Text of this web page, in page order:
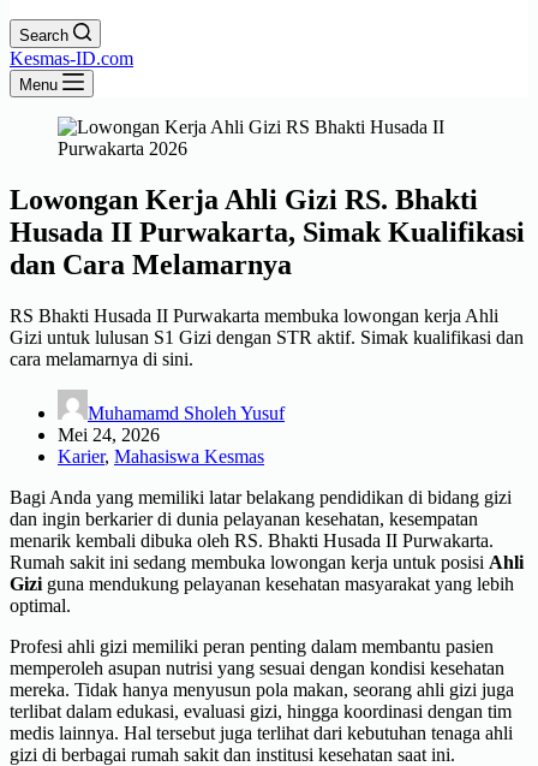
Search
Kesmas-ID.com
Menu
Lowongan Kerja Ahli Gizi RS. Bhakti
Husada II Purwakarta, Simak Kualifikasi
dan Cara Melamarnya
RS Bhakti Husada II Purwakarta membuka lowongan kerja Ahli
Gizi untuk lulusan S1 Gizi dengan STR aktif. Simak kualifikasi dan
cara melamarnya di sini.
Muhamamd Sholeh Yusuf
Mei 24, 2026
Karier, Mahasiswa Kesmas
Bagi Anda yang memiliki latar belakang pendidikan di bidang gizi
dan ingin berkarier di dunia pelayanan kesehatan, kesempatan
menarik kembali dibuka oleh RS. Bhakti Husada II Purwakarta.
Rumah sakit ini sedang membuka lowongan kerja untuk posisi Ahli
Gizi guna mendukung pelayanan kesehatan masyarakat yang lebih
optimal.
Profesi ahli gizi memiliki peran penting dalam membantu pasien
memperoleh asupan nutrisi yang sesuai dengan kondisi kesehatan
mereka. Tidak hanya menyusun pola makan, seorang ahli gizi juga
terlibat dalam edukasi, evaluasi gizi, hingga koordinasi dengan tim
medis lainnya. Hal tersebut juga terlihat dari kebutuhan tenaga ahli
gizi di berbagai rumah sakit dan institusi kesehatan saat ini.